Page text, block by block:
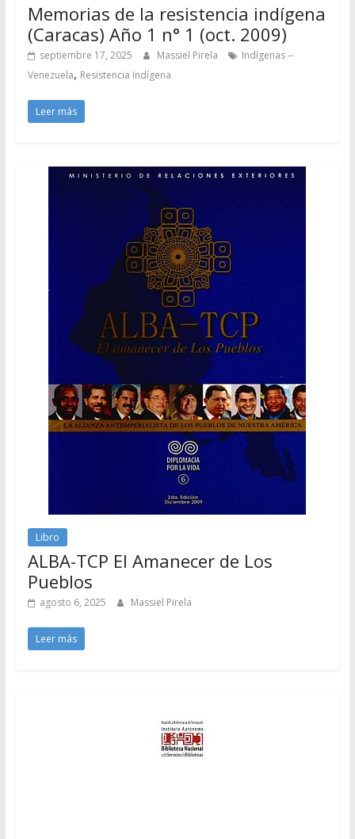
Memorias de la resistencia indígena
(Caracas) Año 1 n° 1 (oct. 2009)
septiembre 17, 2025 Massiel Pirela
Indígenas --
Venezuela, Resistencia Indígena
Leer más
Libro
ALBA-TCP El Amanecer de Los
Pueblos
agosto 6, 2025 Massiel Pirela
Leer más